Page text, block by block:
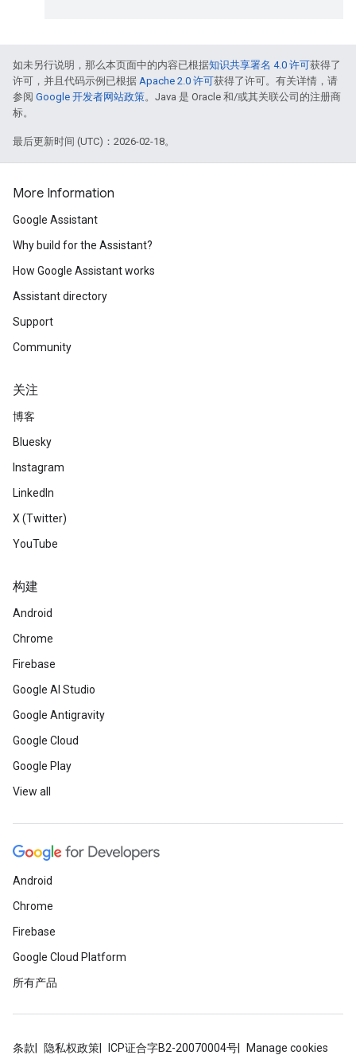
如未另行说明，那么本页面中的内容已根据知识共享署名 4.0 许可获得了
许可，并且代码示例已根据 Apache 2.0 许可获得了许可。有关详情，请
参阅 Google 开发者网站政策。Java 是 Oracle 和/或其关联公司的注册商
标。
最后更新时间 (UTC)：2026-02-18。
More Information
Google Assistant
Why build for the Assistant?
How Google Assistant works
Assistant directory
Support
Community
关注
博客
Bluesky
Instagram
LinkedIn
X (Twitter)
YouTube
构建
Android
Chrome
Firebase
Google AI Studio
Google Antigravity
Google Cloud
Google Play
View all
Android
Chrome
Firebase
Google Cloud Platform
所有产品
条款 隐私权政策 ICP证合字B2-20070004号 Manage cookies